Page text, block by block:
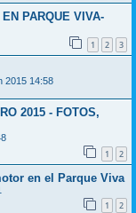
PARQUE VIVA-
1 2 3
2015 14:58
2015 - FOTOS,
1 2
en el Parque Viva
1 2